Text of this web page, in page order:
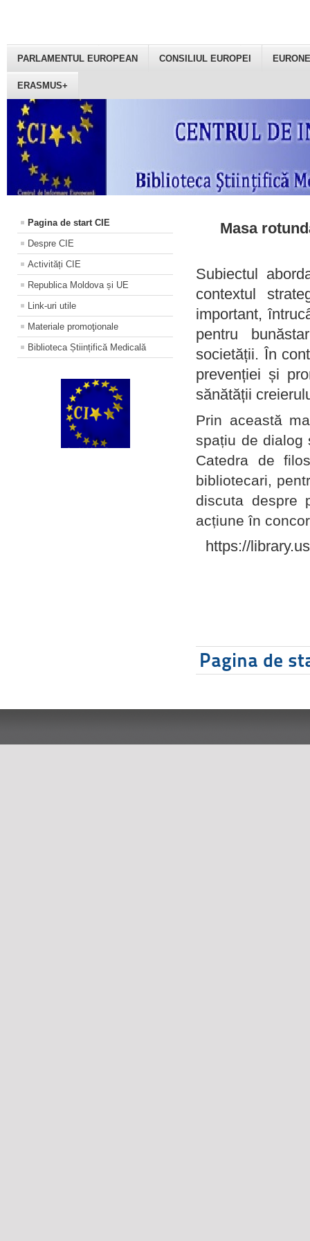
PARLAMENTUL EUROPEAN CONSILIUL EUROPEI
ERASMUS+
Pagina de start CIE
Despre CIE
Activități CIE
Republica Moldova și UE
Link-uri utile
Materiale promoţionale
Biblioteca Științifică Medicală
Masa
Subiectul
contextul
important,
pentru
societății. În
prevenției și
sănătății
Prin această
spațiu de dialog
Catedra de
bibliotecari,
discuta despre
acțiune în
https://
Pagina de